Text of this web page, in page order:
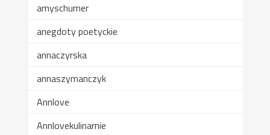
amyschumer
anegdoty poetyckie
annaczyrska
annaszymanczyk
Annlove
Annlovekulinarnie